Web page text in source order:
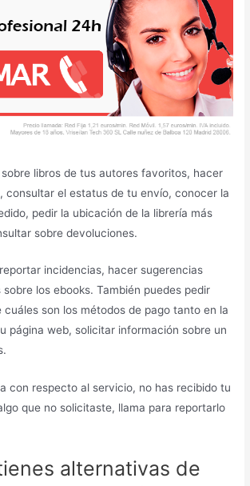
libros de tus autores favoritos, hacer
consultar el estatus de tu envío, conocer la
pedir la ubicación de la librería más
sobre devoluciones.
incidencias, hacer sugerencias
los ebooks. También puedes pedir
cuáles son los métodos de pago tanto en la
página web, solicitar información sobre un
con respecto al servicio, no has recibido tu
que no solicitaste, llama para reportarlo
alternativas de